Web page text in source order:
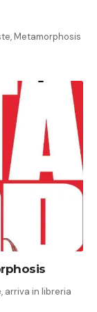
Metamorphosis
arriva in libreria